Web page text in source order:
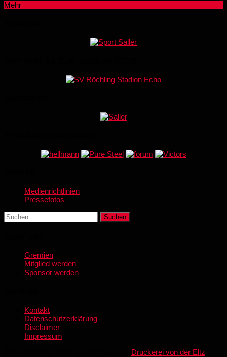
Mehr
Medienrichtlinien
Pressefotos
Suchen
nach:
Gremien
Mitglied werden
Sponsor werden
Kontakt
Datenschutzerklärung
Disclaimer
Impressum
Druckerei von der Eltz